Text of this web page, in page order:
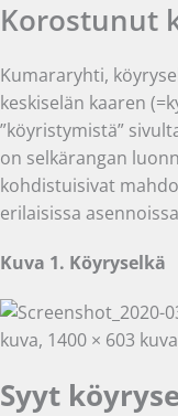
Korostunut
Kumararyhti,
keskiselän kaaren
”köyristymistä”
on selkärangan
kohdistuisivat
erilaisissa
Kuva 1. Köyryselkä
Syyt